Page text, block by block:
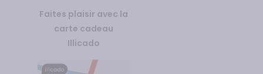
Faites plaisir avec la
carte cadeau
Illicado